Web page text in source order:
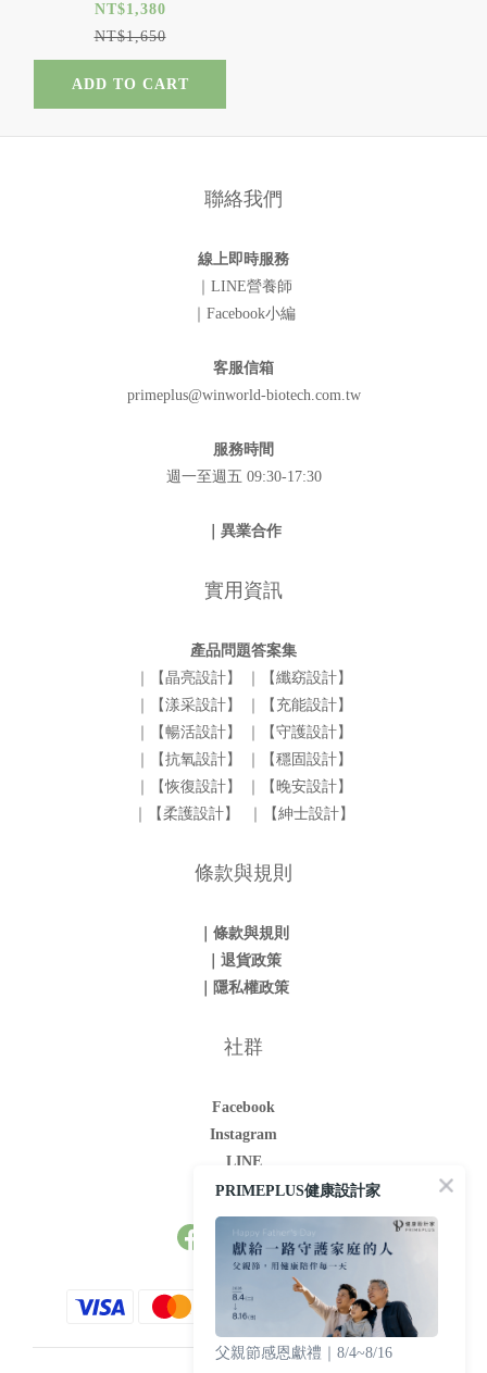
NT$1,380
NT$1,650
ADD TO CART
聯絡我們
線上即時服務
｜LINE營養師
｜Facebook小編
客服信箱
primeplus@winworld-biotech.com.tw
服務時間
週一至週五 09:30-17:30
｜異業合作
實用資訊
產品問題答案集
｜【晶亮設計】
｜【纖窈設計】
｜【漾采設計】
｜【充能設計】
｜【暢活設計】
｜【守護設計】
｜【抗氧設計】
｜【穩固設計】
｜【恢復設計】
｜【晚安設計】
｜【柔護設計】
｜【紳士設計】
條款與規則
｜條款與規則
｜退貨政策
｜隱私權政策
社群
Facebook
Instagram
LINE
Youtube
PRIMEPLUS健康設計家
父親節感恩獻禮｜8/4~8/16